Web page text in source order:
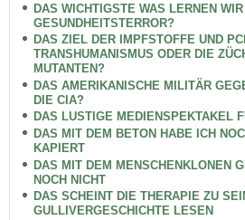
DAS WICHTIGSTE WAS LERNEN
GESUNDHEITSTERROR?
DAS ZIEL DER IMPFSTOFFE UND
TRANSHUMANISMUS ODER DIE
MUTANTEN?
DAS AMERIKANISCHE MILITÄR
DIE CIA?
DAS LUSTIGE MEDIENSPEKTAKEL
DAS MIT DEM BETON HABE ICH
KAPIERT
DAS MIT DEM MENSCHENKLONEN
NOCH NICHT
DAS SCHEINT DIE THERAPIE ZU
GULLIVERGESCHICHTE LESEN